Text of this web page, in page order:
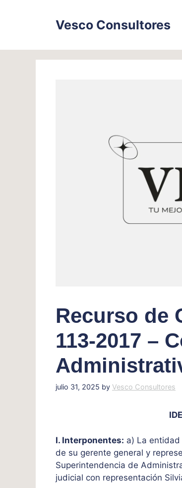
Vesco Consultores
Recurso de
113-2017 –
julio 31, 2025 by Vesco Consultores
I. Interponentes: a) La
de su gerente general y
Superintendencia de
judicial con representación